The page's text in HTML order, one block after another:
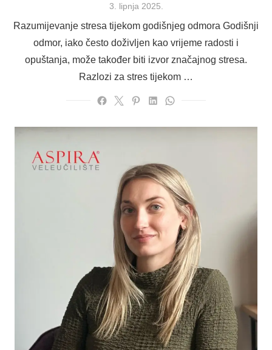
Posted
3. lipnja 2025.
Razumijevanje stresa tijekom godišnjeg odmora Godišnji
odmor, iako često doživljen kao vrijeme radosti i
opuštanja, može također biti izvor značajnog stresa.
Razlozi za stres tijekom …